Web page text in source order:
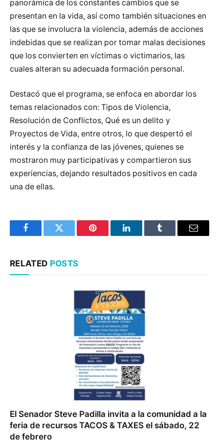
panorámica de los constantes cambios que se
presentan en la vida, así como también situaciones en
las que se involucra la violencia, además de acciones
indebidas que se realizan por tomar malas decisiones
que los convierten en víctimas o victimarios, las
cuales alteran su adecuada formación personal.
Destacó que el programa, se enfoca en abordar los
temas relacionados con: Tipos de Violencia,
Resolución de Conflictos, Qué es un delito y
Proyectos de Vida, entre otros, lo que despertó el
interés y la confianza de las jóvenes, quienes se
mostraron muy participativas y compartieron sus
experiencias, dejando resultados positivos en cada
una de ellas.
FacebookTwitter Pinterest LinkedInTumblr Email
RELATED POSTS
El Senador Steve Padilla invita a la comunidad a la
feria de recursos TACOS & TAXES el sábado, 22
de febrero